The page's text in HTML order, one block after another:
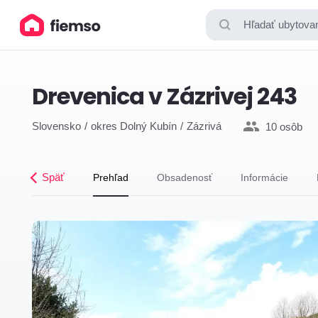
Hľadať
Drevenica v Zázrivej 243
Slovensko okres Dolný Kubín Zázrivá 10 osôb
Späť Prehľad Obsadenosť Informácie